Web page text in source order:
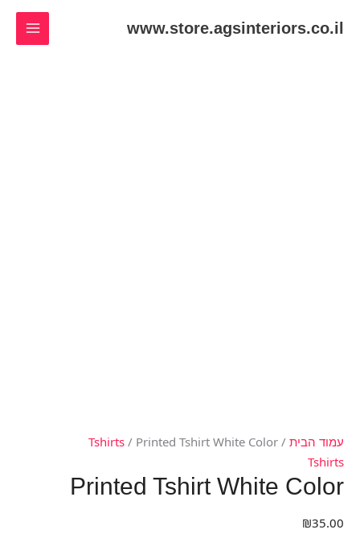
לתוכןwww.store.agsinteriors.co.il
עמוד הבית /
Tshirts / Printed Tshirt White Color
Tshirts
Printed Tshirt White Color
₪35.00